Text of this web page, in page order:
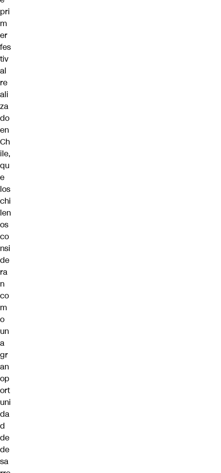
pri
m
er
fes
tiv
al
re
ali
za
do
en
Ch
ile,
qu
e
los
chi
len
os
co
nsi
de
ra
n
co
m
o
un
a
gr
an
op
ort
uni
da
d
de
de
sa